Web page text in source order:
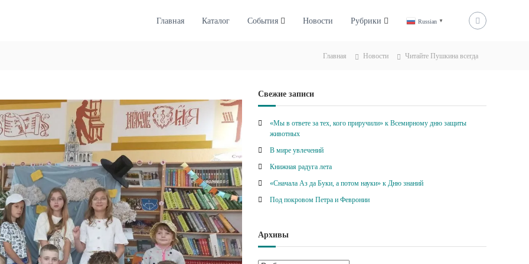
Главная Каталог События Новости Рубрики Russian ▼
Главная Новости Читайте Пушкина всегда
Свежие записи
«Мы в ответе за тех, кого приручили» к Всемирному дню защиты
животных
В мире увлечений
Книжная радуга лета
«Сначала Аз да Буки, а потом науки» к Дню знаний
Под покровом Петра и Февронии
Архивы